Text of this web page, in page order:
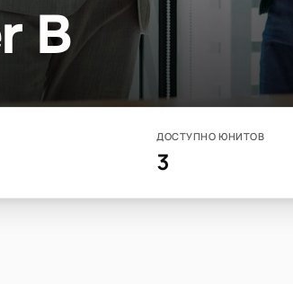
B
ДОСТУПНО ЮНИТОВ
3